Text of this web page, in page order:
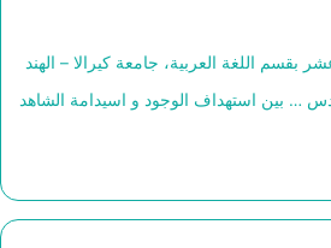
بقسم اللغة العربية، جامعة كيرالا – الهند
… بين استهداف الوجود و اسيدامة الشاهد